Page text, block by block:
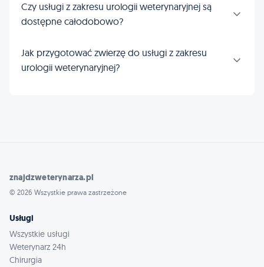
Czy usługi z zakresu urologii weterynaryjnej są
dostępne całodobowo?
Jak przygotować zwierzę do usługi z zakresu
urologii weterynaryjnej?
znajdzweterynarza.pl
© 2026 Wszystkie prawa zastrzeżone
Usługi
Wszystkie usługi
Weterynarz 24h
Chirurgia